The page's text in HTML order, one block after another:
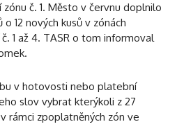
č. 1. Město v červnu doplnilo
12 nových kusů v zónách
1 až 4. TASR o tom informoval
v hotovosti nebo platební
slov vybrat kterýkoli z 27
rámci zpoplatněných zón ve